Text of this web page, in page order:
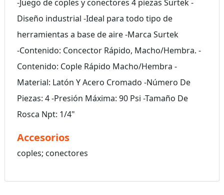
-Juego de coples y conectores 4 piezas Surtek -
Diseño industrial -Ideal para todo tipo de
herramientas a base de aire -Marca Surtek
-Contenido: Concector Rápido, Macho/Hembra. -
Contenido: Cople Rápido Macho/Hembra -
Material: Latón Y Acero Cromado -Número De
Piezas: 4 -Presión Máxima: 90 Psi -Tamaño De
Rosca Npt: 1/4"
Accesorios
coples; conectores